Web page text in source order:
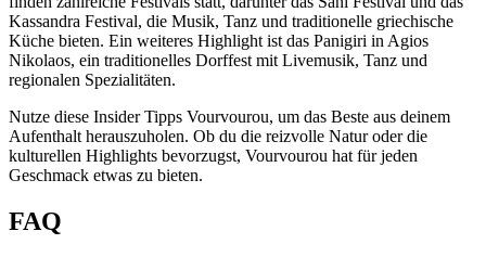
Kassandra Festival, die Musik, Tanz und traditionelle griechische
Küche bieten. Ein weiteres Highlight ist das Panigiri in Agios
Nikolaos, ein traditionelles Dorffest mit Livemusik, Tanz und
regionalen Spezialitäten.
Nutze diese Insider Tipps Vourvourou, um das Beste aus deinem
Aufenthalt herauszuholen. Ob du die reizvolle Natur oder die
kulturellen Highlights bevorzugst, Vourvourou hat für jeden
Geschmack etwas zu bieten.
FAQ